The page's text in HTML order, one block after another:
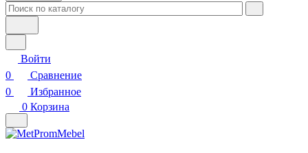
Войти
0
Сравнение
0
Избранное
0 Корзина